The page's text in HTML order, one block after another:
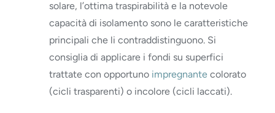
solare, l’ottima traspirabilità e la notevole
capacità di isolamento sono le caratteristiche
principali che li contraddistinguono. Si
consiglia di applicare i fondi su superfici
trattate con opportuno impregnantecolorato
(cicli trasparenti) o incolore (cicli laccati).